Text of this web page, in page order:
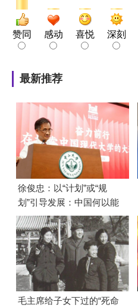
赞同 感动 喜悦 深刻
最新推荐
徐俊忠：以“计划”或“规
划”引导发展：中国何以能
够成功
毛主席给子女下过的“死命